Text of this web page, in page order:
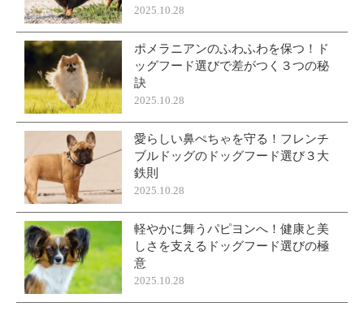
2025.10.28
ポメラニアンのふわふわを保つ！ド
ッグフード選びで差がつく３つの秘
訣
2025.10.28
愛らしい鼻ぺちゃを守る！フレンチ
ブルドッグのドッグフード選び３大
鉄則
2025.10.28
軽やかに舞うパピヨンへ！健康と美
しさを支えるドッグフード選びの極
意
2025.10.28